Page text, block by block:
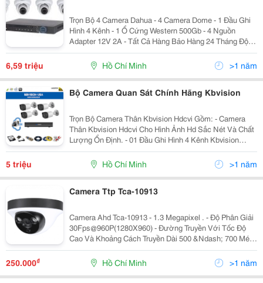
Trọn Bộ 4 Camera Dahua - 4 Camera Dome - 1 Đầu Ghi
Hình 4 Kênh - 1 Ổ Cứng Western 500Gb - 4 Nguồn
Adapter 12V 2A - Tất Cả Hàng Bảo Hàng 24 Tháng Độ
Phân Giải 1 Megapixel Cmos 25Fps@720P, Cho Phân
Giải Hd Trên Tín Hiệu Đường Dây Analog, Độ Nhạy Sáng
6,59 triệu Hồ Chí Minh >1 năm
Bộ Camera Quan Sát Chính Hãng Kbvision
Trọn Bộ Camera Thân Kbvision Hdcvi Gồm: - Camera
Thân Kbvision Hdcvi Cho Hình Ảnh Hd Sắc Nét Và Chất
Lượng Ổn Định. - 01 Đầu Ghi Hình 4 Kênh Kbvision
Hdcvi Thế Hệ Mới Ghi Hình 24/24 Quan Sát Qua Mạng
Internet Công Nghệ Cao.hỗ Trợ Xem Hình Trên Tivi,M
5 triệu Hồ Chí Minh >1 năm
Camera Ttp Tca-10913
Camera Ahd Tca-10913 - 1.3 Megapixel . - Độ Phân Giải
30Fps@960P(1280X960) - Đường Truyền Với Tốc Độ
Cao Và Khoảng Cách Truyền Dài 500 &Ndash; 700 Mét
.Sử Dụng Dây Cáp Đồng Trục - Độ Phân Giải Hd Với Độ
Nét Cao . - Hỗ Trợ Chức Năng: Day/Night(Icr),Aw
250.000₫ Hồ Chí Minh >1 năm